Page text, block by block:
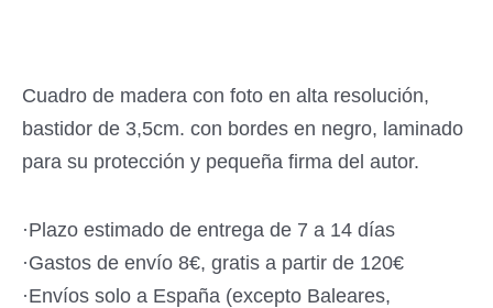
Cuadro de madera con foto en alta resolución,
bastidor de 3,5cm. con bordes en negro, laminado
para su protección y pequeña firma del autor.
·Plazo estimado de entrega de 7 a 14 días
·Gastos de envío 8€, gratis a partir de 120€
·Envíos solo a España (excepto Baleares,